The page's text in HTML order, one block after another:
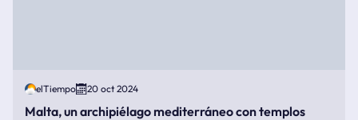
elTiempo 20 oct 2024
Malta, un archipiélago mediterráneo con templos